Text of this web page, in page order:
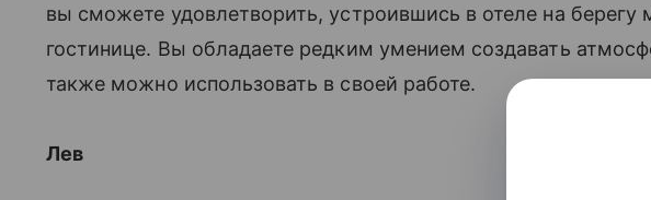
вы сможете удовлетворить, устроившись в отеле на
гостинице. Вы обладаете редким умением создавать
также можно использовать в своей работе.
Лев